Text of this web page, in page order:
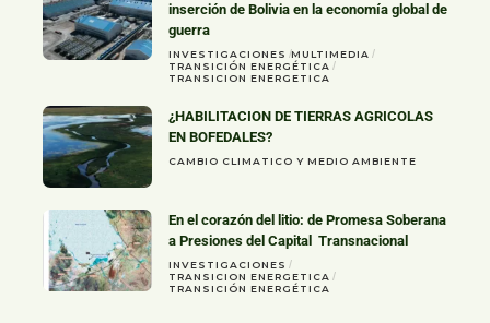
inserción de Bolivia en la economía global de
guerra
INVESTIGACIONES
MULTIMEDIA
TRANSICIÓN ENERGÉTICA
TRANSICION ENERGETICA
¿HABILITACION DE TIERRAS AGRICOLAS
EN BOFEDALES?
CAMBIO CLIMATICO Y MEDIO AMBIENTE
En el corazón del litio: de Promesa Soberana
a Presiones del Capital Transnacional
INVESTIGACIONES
TRANSICION ENERGETICA
TRANSICIÓN ENERGÉTICA